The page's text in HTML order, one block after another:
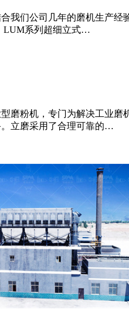
我们公司几年的磨机生产
LUM系列超细立式…
磨粉机，专门为解决工业
立磨采用了合理可靠的…